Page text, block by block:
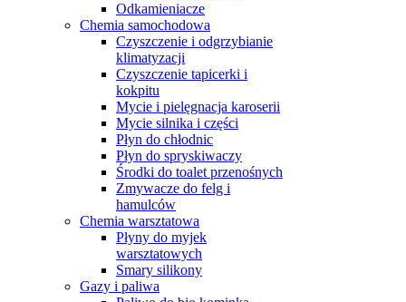
Odkamieniacze
Chemia samochodowa
Czyszczenie i odgrzybianie
klimatyzacji
Czyszczenie tapicerki i
kokpitu
Mycie i pielęgnacja karoserii
Mycie silnika i części
Płyn do chłodnic
Płyn do spryskiwaczy
Środki do toalet przenośnych
Zmywacze do felg i
hamulców
Chemia warsztatowa
Płyny do myjek
warsztatowych
Smary silikony
Gazy i paliwa